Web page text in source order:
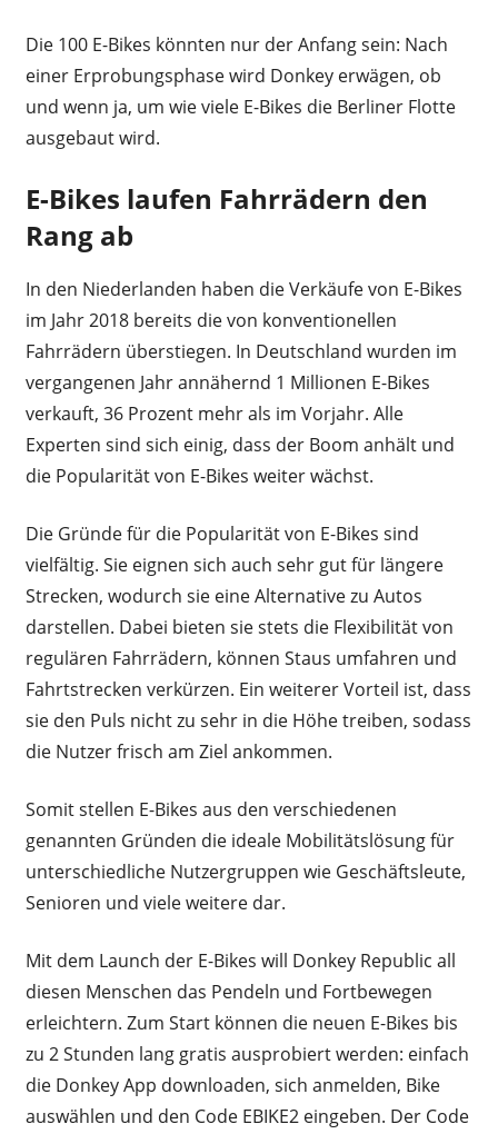
Die 100 E-Bikes könnten nur der Anfang sein: Nach
einer Erprobungsphase wird Donkey erwägen, ob
und wenn ja, um wie viele E-Bikes die Berliner Flotte
ausgebaut wird.
E-Bikes laufen Fahrrädern den
Rang ab
In den Niederlanden haben die Verkäufe von E-Bikes
im Jahr 2018 bereits die von konventionellen
Fahrrädern überstiegen. In Deutschland wurden im
vergangenen Jahr annähernd 1 Millionen E-Bikes
verkauft, 36 Prozent mehr als im Vorjahr. Alle
Experten sind sich einig, dass der Boom anhält und
die Popularität von E-Bikes weiter wächst.
Die Gründe für die Popularität von E-Bikes sind
vielfältig. Sie eignen sich auch sehr gut für längere
Strecken, wodurch sie eine Alternative zu Autos
darstellen. Dabei bieten sie stets die Flexibilität von
regulären Fahrrädern, können Staus umfahren und
Fahrtstrecken verkürzen. Ein weiterer Vorteil ist, dass
sie den Puls nicht zu sehr in die Höhe treiben, sodass
die Nutzer frisch am Ziel ankommen.
Somit stellen E-Bikes aus den verschiedenen
genannten Gründen die ideale Mobilitätslösung für
unterschiedliche Nutzergruppen wie Geschäftsleute,
Senioren und viele weitere dar.
Mit dem Launch der E-Bikes will Donkey Republic all
diesen Menschen das Pendeln und Fortbewegen
erleichtern. Zum Start können die neuen E-Bikes bis
zu 2 Stunden lang gratis ausprobiert werden: einfach
die Donkey App downloaden, sich anmelden, Bike
auswählen und den Code EBIKE2 eingeben. Der Code